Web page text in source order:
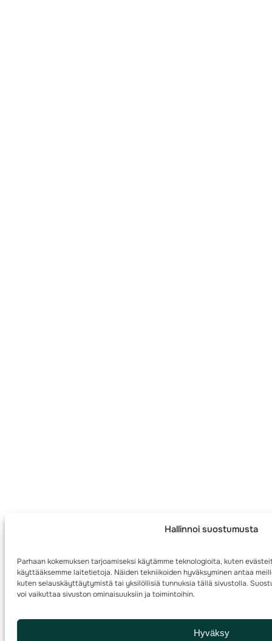
Hallinnoi suostumusta
Parhaan kokemuksen tarjoamiseksi käytämme teknologioita, kuten
käyttääksemme laitetietoja. Näiden tekniikoiden hyväksyminen antaa
kuten selauskäyttäytymistä tai yksilöllisiä tunnuksia tällä sivustolla.
voi vaikuttaa sivuston ominaisuuksiin ja toimintoihin.
Hyväksy